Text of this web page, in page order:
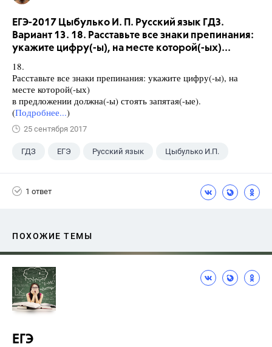
ЕГЭ-2017 Цыбулько И. П. Русский язык ГДЗ.
Вариант 13. 18. Расставьте все знаки препинания:
укажите цифру(-ы), на месте которой(-ых)...
18.
Расставьте все знаки препинания: укажите цифру(-ы), на
месте которой(-ых)
в предложении должна(-ы) стоять запятая(-ые).
(Подробнее...)
25 сентября 2017
ГДЗ ЕГЭ Русский язык Цыбулько И.П.
1 ответ
ПОХОЖИЕ ТЕМЫ
ЕГЭ